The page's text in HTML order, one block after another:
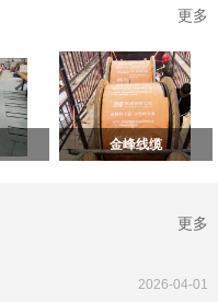
更多
金峰线缆
更多
2026-04-01